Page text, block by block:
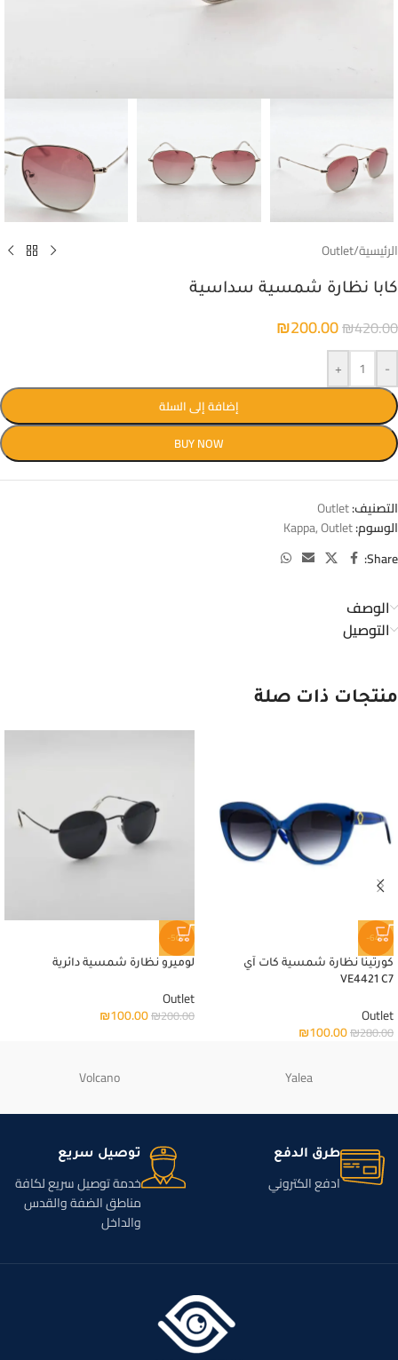
الرئيسية/
Outlet
كابا نظارة شمسية سداسية
₪420.00
₪200.00
-
+
إضافة إلى السلة
BUY NOW
التصنيف:Outlet
الوسوم:
Kappa,Outlet
Share:
الوصف
التوصيل
منتجات ذات صلة
-64%
كورتينا نظارة شمسية كات آي
VE4421 C7
Outlet
₪280.00
₪100.00
-50%
لوميرو نظارة شمسية دائرية
Outlet
₪200.00
₪100.00
Yalea
Volcano
طرق الدفع
ادفع الكتروني
توصيل سريع
خدمة توصيل سريع لكافة
مناطق الضفة والقدس
والداخل